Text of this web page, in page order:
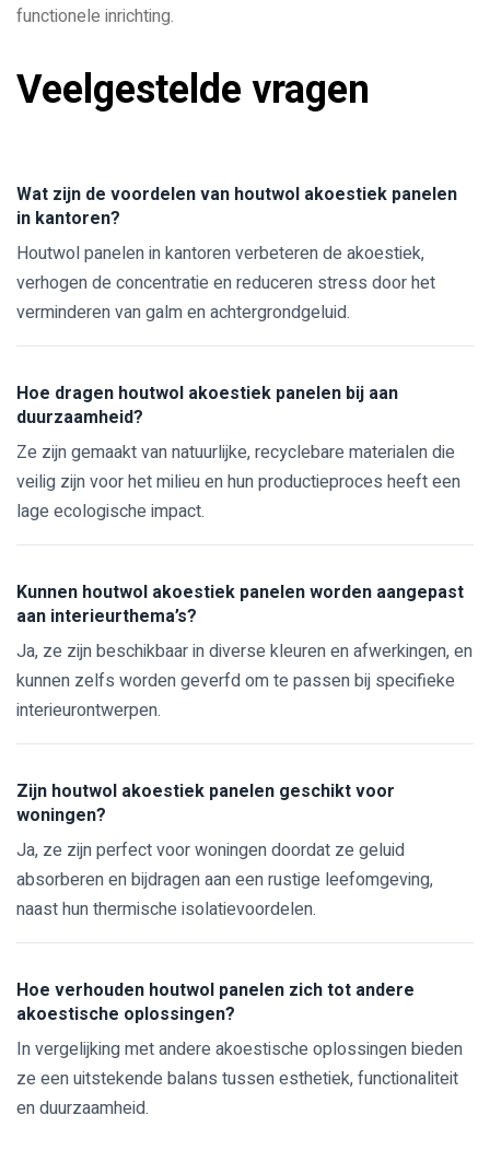
functionele inrichting.
Veelgestelde vragen
Wat zijn de voordelen van houtwol akoestiek panelen
in kantoren?
Houtwol panelen in kantoren verbeteren de akoestiek,
verhogen de concentratie en reduceren stress door het
verminderen van galm en achtergrondgeluid.
Hoe dragen houtwol akoestiek panelen bij aan
duurzaamheid?
Ze zijn gemaakt van natuurlijke, recyclebare materialen die
veilig zijn voor het milieu en hun productieproces heeft een
lage ecologische impact.
Kunnen houtwol akoestiek panelen worden aangepast
aan interieurthema’s?
Ja, ze zijn beschikbaar in diverse kleuren en afwerkingen, en
kunnen zelfs worden geverfd om te passen bij specifieke
interieurontwerpen.
Zijn houtwol akoestiek panelen geschikt voor
woningen?
Ja, ze zijn perfect voor woningen doordat ze geluid
absorberen en bijdragen aan een rustige leefomgeving,
naast hun thermische isolatievoordelen.
Hoe verhouden houtwol panelen zich tot andere
akoestische oplossingen?
In vergelijking met andere akoestische oplossingen bieden
ze een uitstekende balans tussen esthetiek, functionaliteit
en duurzaamheid.